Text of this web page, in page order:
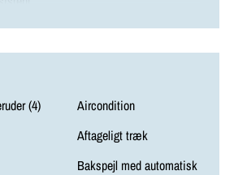
(4)
Aircondition
Aftageligt træk
Bakspejl med automatisk